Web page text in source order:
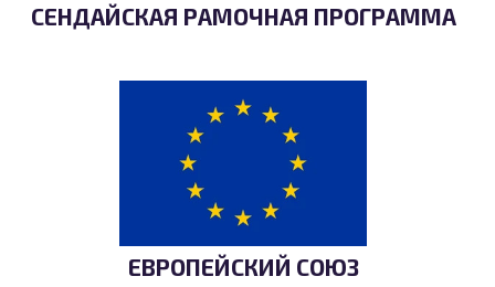
СЕНДАЙСКАЯ РАМОЧНАЯ ПРОГРАММА
ЕВРОПЕЙСКИЙ СОЮЗ